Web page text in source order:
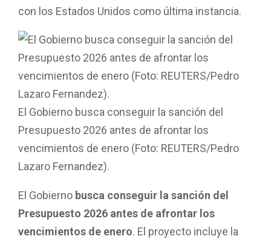
con los Estados Unidos como última instancia.
El Gobierno busca conseguir la sanción del
Presupuesto 2026 antes de afrontar los
vencimientos de enero (Foto: REUTERS/Pedro
Lazaro Fernandez).
El Gobierno busca conseguir la sanción del
Presupuesto 2026 antes de afrontar los
vencimientos de enero. El proyecto incluye la